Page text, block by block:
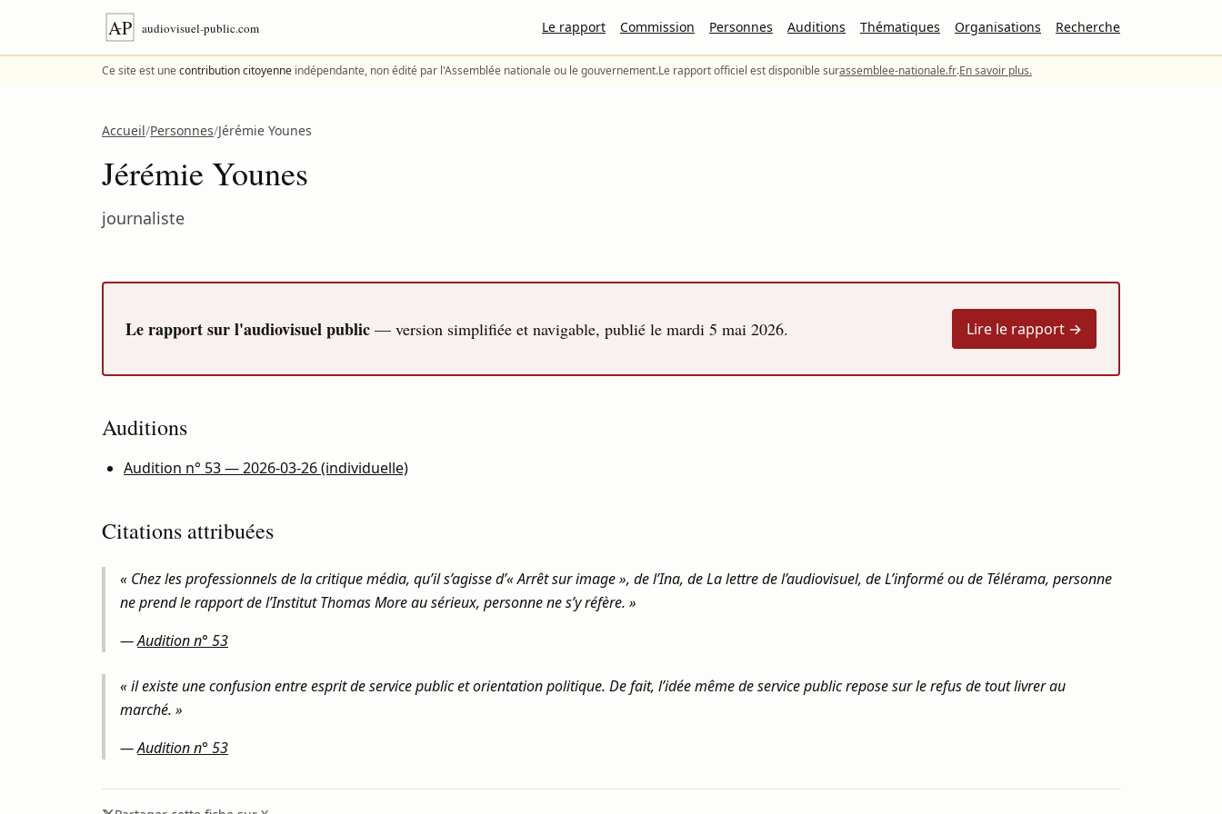
Aller au contenu
Le rapport Commission Personnes Auditions Thématiques Organisations Recherche
Ce site est unecontribution citoyenne indépendante, non édité par l'Assemblée nationale ou le gouvernement.Le rapport officiel est disponible surassemblee-nationale.fr.En savoir plus.
Accueil/Personnes/Jérémie Younes
Jérémie Younes
journaliste
Le rapport sur l'audiovisuel public — version simplifiée et navigable, publié le mardi 5 mai 2026. Lire le rapport →
Auditions
Audition n° 53 — 2026-03-26 (individuelle)
Citations attribuées
« Chez les professionnels de la critique média, qu’il s’agisse d’« Arrêt sur image », de l’Ina, de La lettre de l’audiovisuel, de L’informé ou de Télérama, personne
ne prend le rapport de l’Institut Thomas More au sérieux, personne ne s’y réfère. »
—Audition n° 53
« il existe une confusion entre esprit de service public et orientation politique. De fait, l’idée même de service public repose sur le refus de tout livrer au
marché. »
—Audition n° 53